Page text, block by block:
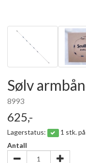
Sølv
8993
625,-
Lagerstatus:
1 stk.
Antall